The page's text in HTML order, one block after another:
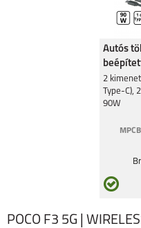
Autós
2
Type-C),
90W
POCO F3 5G |